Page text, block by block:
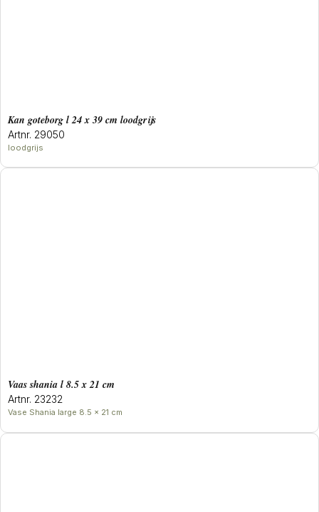
Kan goteborg l 24 x 39 cm loodgrijs
Artnr. 29050
loodgrijs
Vaas shania l 8.5 x 21 cm
Artnr. 23232
Vase Shania large 8.5 x 21 cm